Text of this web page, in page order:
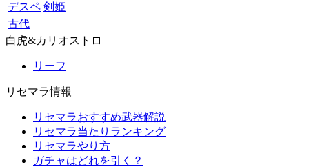
デスペ 剣姫
古代
白虎&カリオストロ
リーフ
リセマラ情報
リセマラおすすめ武器解説
リセマラ当たりランキング
リセマラやり方
ガチャはどれを引く？